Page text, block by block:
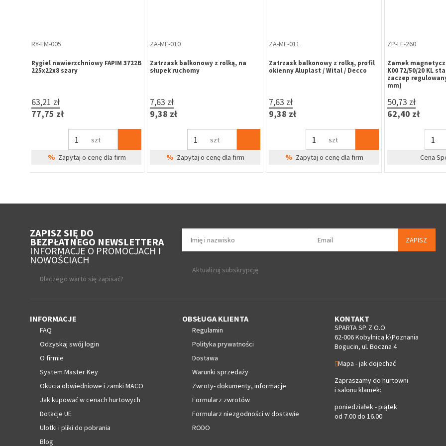
WK-HR-502
Wkładka bębenkowa B-Harko H6
26/36 mm, mosiądz, 5-zastawkowa,
19,91 zł
24,49 zł
szt
% Zapytaj o cenę dla firm
WK-HR-510
Wkładka bębenkowa B-Harko H6
30/30 mm, mosiądz, 6-zastawkowa,
19,50 zł
23,98 zł
szt
% Zapytaj o cenę dla firm
NA-SW-041
Nasadka na zawiasy regulowane fi
16 prosta aluminiowa nikiel-
5,04 zł
6,20 zł
szt
Cena Specjalna
ZA-HR-116
Zawiasa
HR DR 80x80x2,5
nierdzewna SUS
10,55 zł
12,98 zł
Cena
ZAPISZ SIĘ DO
BEZPŁATNEGO NEWSLETTERA
INFORMACJE O PROMOCJACH I
NOWOŚCIACH
Dlaczego warto się zapisać?
ZAPISZ
Aktualizuj subskrypcję
INFORMACJE
FAQ
Odzyskaj swój login
O firmie
System Master Key
Okucia obwiedniowe i zamki MACO
Jak kupować w cenach hurtowych
Dotacje UE
Ulotki i pliki do pobrania
Blog
OBSŁUGA KLIENTA
Regulamin
Polityka prywatności
Dostawa
Warunki sprzedaży
Zwroty- dokumenty, informacje
Formularz zwrotów
Formularz niezgodności w dostawie
RODO
KONTAKT
SPARTA SP. Z O.O.
62-006 Kobylnica k\Poznania
Bogucin, ul. Boczna 4
Mapa - jak dojechać
Zapraszamy do hurtowni
i salonu klamek:
poniedziałek - piątek
od 7.00 do 16.00